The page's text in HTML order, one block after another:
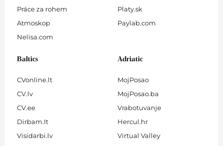
Práce za rohem
Atmoskop
Nelisa.com
Platy.sk
Paylab.com
Baltics
CVonline.lt
CV.lv
CV.ee
Dirbam.It
Visidarbi.lv
Adriatic
MojPosao
MojPosao.ba
Vrabotuvanje
Hercul.hr
Virtual Valley